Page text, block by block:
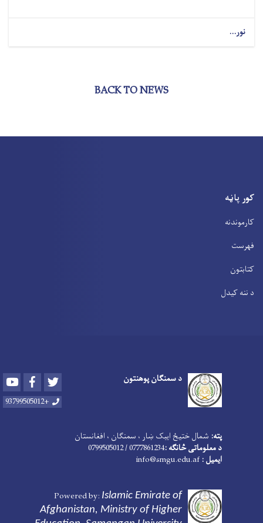
نور...
BACK TO NEWS
کور پاڼه
کارموندنه
فهرست
کتابتون
د ننه کیدل
د سمنګان پوهنتون Youtube Facebook
+93799505012
پته: شمال ختیځ ایبک ښار ، سمنګان ، افغانستان
د معلوماتی څانګه :0777861234 / 0799505012
ایمیل :
info@smgu.edu.af
Powered by: Islamic Emirate of
Afghanistan, Ministry of Higher